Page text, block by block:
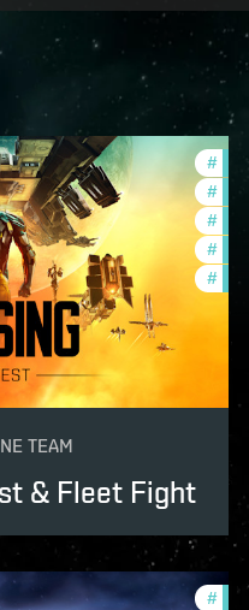
#
#
#
#
#
TEAM
& Fleet Fight
#